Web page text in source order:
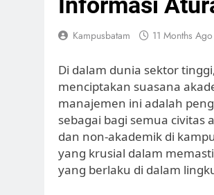
Kampusbatam 11 Months Ago
Di dalam dunia sektor
menciptakan suasana
manajemen ini adalah
sebagai bagi semua
dan non-akademik di
yang krusial dalam
yang berlaku di dalam